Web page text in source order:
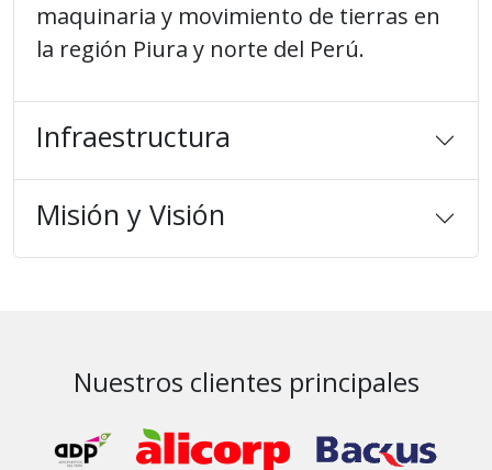
maquinaria y movimiento de tierras en
la región Piura y norte del Perú.
Infraestructura
Misión y Visión
Nuestros clientes principales